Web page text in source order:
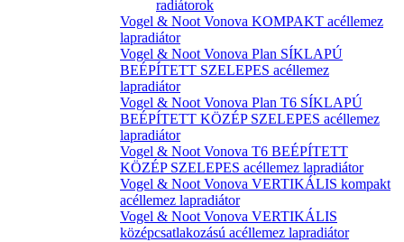
radiátorok
Vogel & Noot Vonova KOMPAKT acéllemez
lapradiátor
Vogel & Noot Vonova Plan SÍKLAPÚ
BEÉPÍTETT SZELEPES acéllemez
lapradiátor
Vogel & Noot Vonova Plan T6 SÍKLAPÚ
BEÉPÍTETT KÖZÉP SZELEPES acéllemez
lapradiátor
Vogel & Noot Vonova T6 BEÉPÍTETT
KÖZÉP SZELEPES acéllemez lapradiátor
Vogel & Noot Vonova VERTIKÁLIS kompakt
acéllemez lapradiátor
Vogel & Noot Vonova VERTIKÁLIS
középcsatlakozású acéllemez lapradiátor